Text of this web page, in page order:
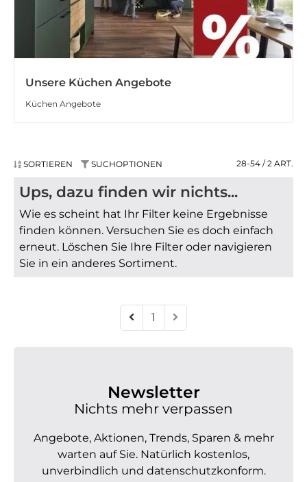
Unsere Küchen Angebote
Küchen Angebote
SORTIEREN SUCHOPTIONEN 28-54 / 2 ART.
Ups, dazu finden wir nichts...
Wie es scheint hat Ihr Filter keine Ergebnisse
finden können. Versuchen Sie es doch einfach
erneut. Löschen Sie Ihre Filter oder navigieren
Sie in ein anderes Sortiment.
1
Newsletter
Nichts mehr verpassen
Angebote, Aktionen, Trends, Sparen & mehr
warten auf Sie. Natürlich kostenlos,
unverbindlich und datenschutzkonform.